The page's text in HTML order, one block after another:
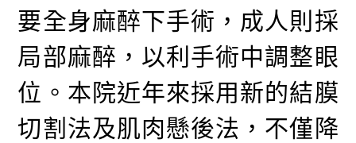
要全身麻醉下手術，成人則採
局部麻醉，以利手術中調整眼
位。本院近年來採用新的結膜
切割法及肌肉懸後法，不僅降